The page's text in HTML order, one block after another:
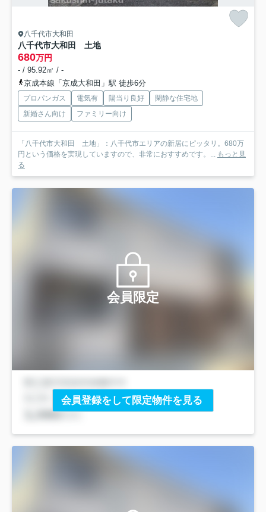
八千代市大和田
八千代市大和田 土地
680万円
- / 95.92㎡ / -
京成本線「京成大和田」駅 徒歩6分
プロパンガス 電気有 陽当り良好
閑静な住宅地
新婚さん向け
ファミリー向け
「八千代市大和田 土地」：八千代市エリアの新居にピッタリ。680万
円という価格を実現していますので、非常におすすめです。... もっと見
る
会員限定
会員登録をして限定物件を見る